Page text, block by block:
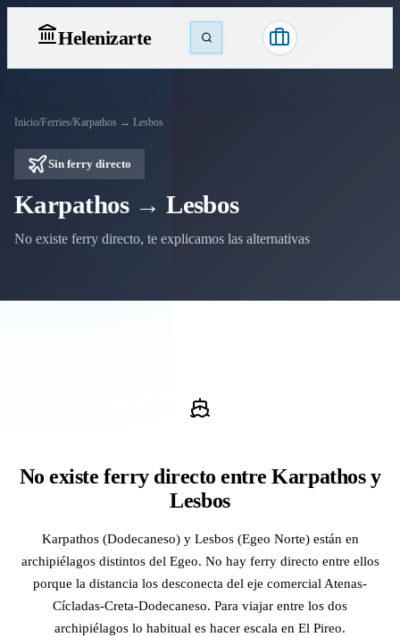
Helenizarte
Inicio/Ferries/Karpathos → Lesbos
Sin ferry directo
Karpathos → Lesbos
No existe ferry directo, te explicamos las alternativas
No existe ferry directo entre Karpathos y
Lesbos
Karpathos (Dodecaneso) y Lesbos (Egeo Norte) están en
archipiélagos distintos del Egeo. No hay ferry directo entre ellos
porque la distancia los desconecta del eje comercial Atenas-
Cícladas-Creta-Dodecaneso. Para viajar entre los dos
archipiélagos lo habitual es hacer escala en El Pireo.